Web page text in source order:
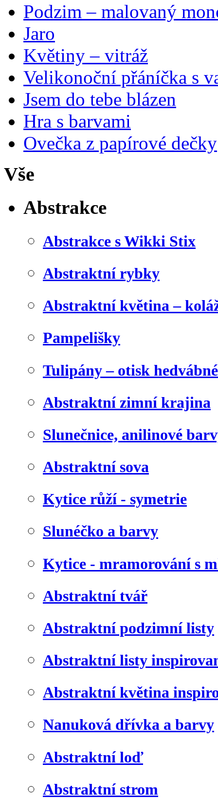
Podzim – malovaný
Jaro
Květiny – vitráž
Velikonoční přáníčka s
Jsem do tebe blázen
Hra s barvami
Ovečka z papírové dečky
Vše
Abstrakce
Abstrakce s Wikki Stix
Abstraktní rybky
Abstraktní květina –
Pampelišky
Tulipány – otisk
Abstraktní zimní krajina
Slunečnice, anilinové
Abstraktní sova
Kytice růží - symetrie
Slunéčko a barvy
Kytice - mramorování s
Abstraktní tvář
Abstraktní podzimní listy
Abstraktní listy
Abstraktní květina
Nanuková dřívka a barvy
Abstraktní loď
Abstraktní strom